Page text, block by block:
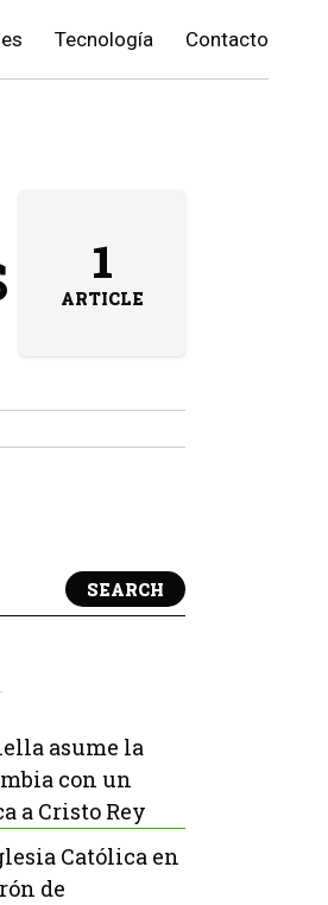
Tecnología Contacto
1
ARTICLE
SEARCH
asume la
con un
a Cristo Rey
Católica en
de